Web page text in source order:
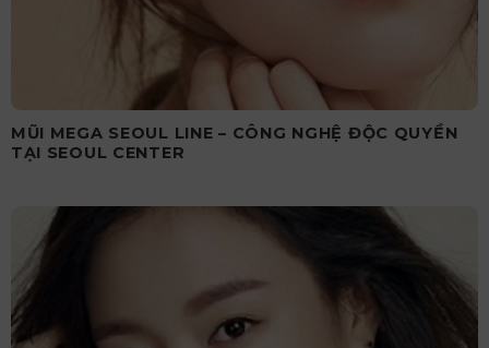
MŨI MEGA SEOUL LINE – CÔNG NGHỆ ĐỘC QUYỀN
TẠI SEOUL CENTER